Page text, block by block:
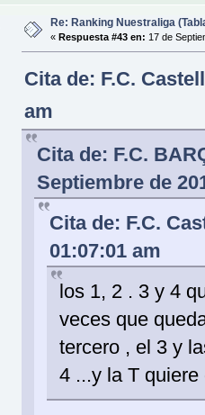
Re: Ranking Nuestraliga
« Respuesta #43 en: 17 de
Cita de: F.C.
am
Cita de: F.C.
Septiembre de
Cita de: F.C.
01:07:01 am
los 1, 2 . 3 y 4
veces que
tercero , el 3 y
4 ...y la T